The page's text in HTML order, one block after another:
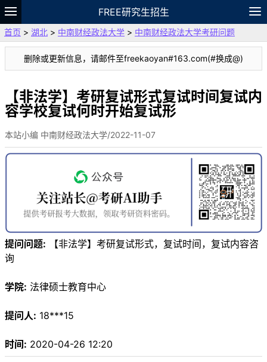
FREE研究生招生
题库
故事 专题 APP 笔记
论坛
VIP
资料
首页 > 湖北 > 中南财经政法大学 > 中南财经政法大学考研问题
删除或更新信息，请邮件至freekaoyan#163.com(#换成@)
【非法学】考研复试形式复试时间复试内
容学校复试何时开始复试形
本站小编 中南财经政法大学/2022-11-07
提问问题: 【非法学】考研复试形式，复试时间，复试内容咨
询
学院: 法律硕士教育中心
提问人: 18***15
时间: 2020-04-26 12:20